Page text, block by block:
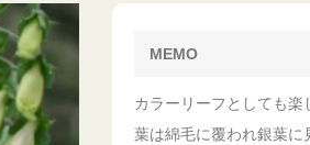
MEMO
カラーリーフとしても楽
葉は綿毛に覆われ銀葉に